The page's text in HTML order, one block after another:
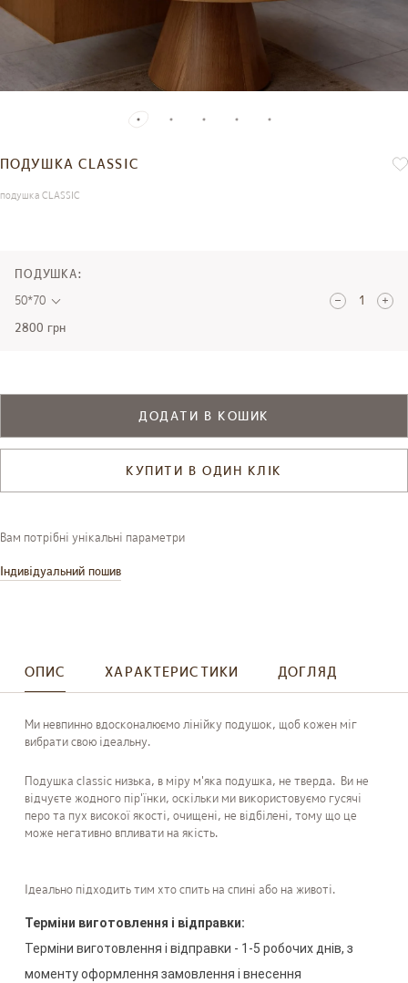
ПОДУШКА CLASSIC
подушка CLASSIC
ПОДУШКА:
50*70
2800 грн
ДОДАТИ В КОШИК
КУПИТИ В ОДИН КЛІК
Вам потрібні унікальні параметри
Індивідуальний пошив
ОПИС ХАРАКТЕРИСТИКИ ДОГЛЯД
Ми невпинно вдосконалюємо лінійку подушок, щоб кожен міг
вибрати свою ідеальну.
Подушка classic низька, в міру м'яка подушка, не тверда. Ви не
відчуєте жодного пір'їнки, оскільки ми використовуємо гусячі
перо та пух високої якості, очищені, не відбілені, тому що це
може негативно впливати на якість.
Ідеально підходить тим хто спить на спині або на животі.
Терміни виготовлення і відправки:
Терміни виготовлення і відправки - 1-5 робочихднів, з
моментуоформлення замовлення і внесення